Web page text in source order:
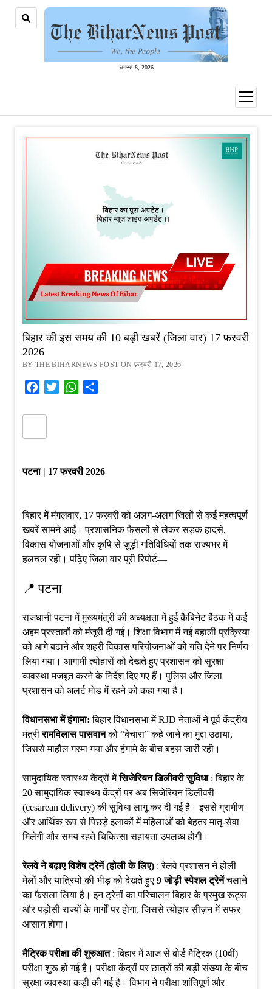
अगस्त 8, 2026
open
menu
बिहार की इस समय की 10 बड़ी खबरें (जिला वार) 17 फरवरी
2026
BY THE BIHARNEWS POST ON फ़रवरी 17, 2026
Facebook
TwitterWhatsApp
पटना | 17 फरवरी 2026
बिहार में मंगलवार, 17 फरवरी को अलग-अलग जिलों से कई महत्वपूर्ण
खबरें सामने आईं। प्रशासनिक फैसलों से लेकर सड़क हादसे,
विकास योजनाओं और कृषि से जुड़ी गतिविधियों तक राज्यभर में
हलचल रही। पढ़िए जिला वार पूरी रिपोर्ट—
📍 पटना
राजधानी पटना में मुख्यमंत्री की अध्यक्षता में हुई कैबिनेट बैठक में कई
अहम प्रस्तावों को मंजूरी दी गई। शिक्षा विभाग में नई बहाली प्रक्रिया
को आगे बढ़ाने और शहरी विकास परियोजनाओं को गति देने पर निर्णय
लिया गया। आगामी त्योहारों को देखते हुए प्रशासन को सुरक्षा
व्यवस्था मजबूत करने के निर्देश दिए गए हैं। पुलिस और जिला
प्रशासन को अलर्ट मोड में रहने को कहा गया है।
विधानसभा में हंगामा: बिहार विधानसभा में RJD नेताओं ने पूर्व केंद्रीय
मंत्रीरामविलास पासवानको “बेचारा” कहे जाने का मुद्दा उठाया,
जिससे माहौल गरमा गया और हंगामे के बीच बहस जारी रही।
सामुदायिक स्वास्थ्य केंद्रों मेंसिजेरियन डिलीवरी सुविधा: बिहार के
20 सामुदायिक स्वास्थ्य केंद्रों पर अब सिजेरियन डिलीवरी
(cesarean delivery) की सुविधा लागू कर दी गई है। इससे ग्रामीण
और आर्थिक रूप से पिछड़े इलाकों में महिलाओं को बेहतर मातृ-सेवा
मिलेगी और समय रहते चिकित्सा सहायता उपलब्ध होगी।
रेलवे ने बढ़ाए विशेष ट्रेनें (होली के लिए): रेलवे प्रशासन ने होली
मेलों और यात्रियों की भीड़ को देखते हुए 9 जोड़ी स्पेशल ट्रेनेंचलाने
का फैसला लिया है। इन ट्रेनों का परिचालन बिहार के प्रमुख रूट्स
और पड़ोसी राज्यों के मार्गों पर होगा, जिससे त्योहार सीज़न में सफर
आसान होगा।
मैट्रिक परीक्षा की शुरुआत: बिहार में आज से बोर्ड मैट्रिक (10वीं)
परीक्षा शुरू हो गई है। परीक्षा केंद्रों पर छात्रों की बड़ी संख्या के बीच
सुरक्षा व्यवस्था कड़ी की गई है। विभाग ने परीक्षा शांतिपूर्ण और